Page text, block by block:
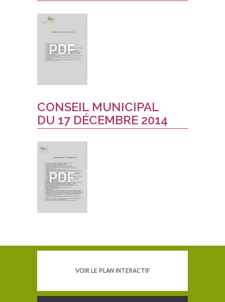
CONSEIL MUNICIPAL
DU 17 DÉCEMBRE 2014
VOIR LE PLAN INTERACTIF